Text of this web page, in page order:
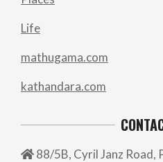
Life
mathugama.com
kathandara.com
88/5B, Cyril Janz Road,